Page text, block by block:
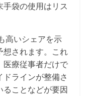
袋の使用はリス
高いシェアを示
想されます。これ
医療従事者だけで
ラインが整備さ
ことなどが要因